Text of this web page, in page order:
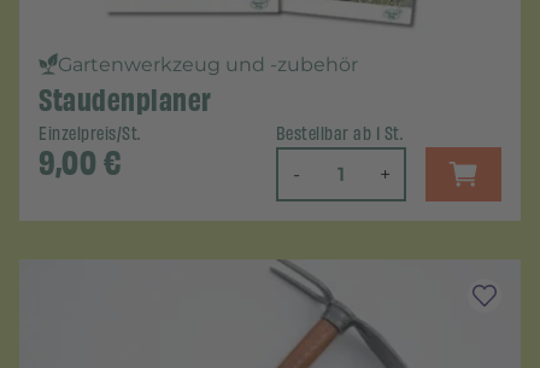
Gartenwerkzeug und -zubehör
Staudenplaner
Einzelpreis/St.
9,00€
Bestellbar ab 1 St.
- +